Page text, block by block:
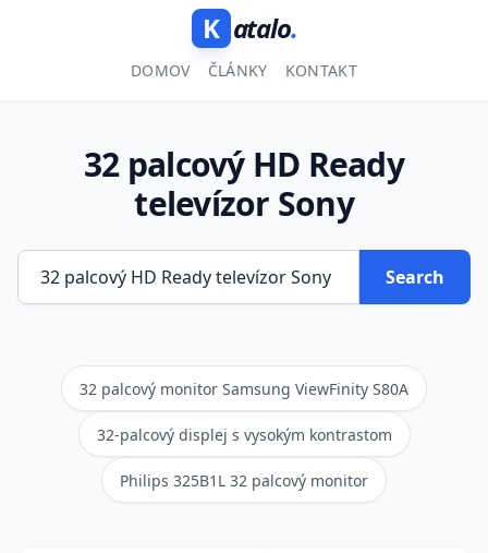
K atalo.
DOMOV ČLÁNKY KONTAKT
32 palcový HD Ready
televízor Sony
Search
32 palcový monitor Samsung ViewFinity S80A
32-palcový displej s vysokým kontrastom
Philips 325B1L 32 palcový monitor